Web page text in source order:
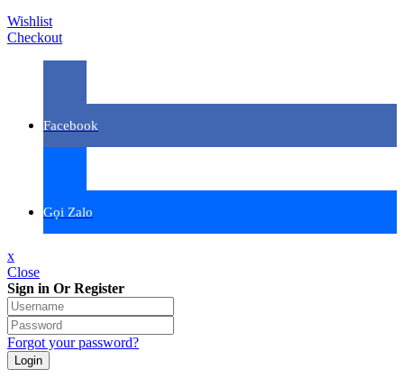
Wishlist
Checkout
Facebook
Gọi Zalo
x
Close
Sign in Or Register
Forgot your password?